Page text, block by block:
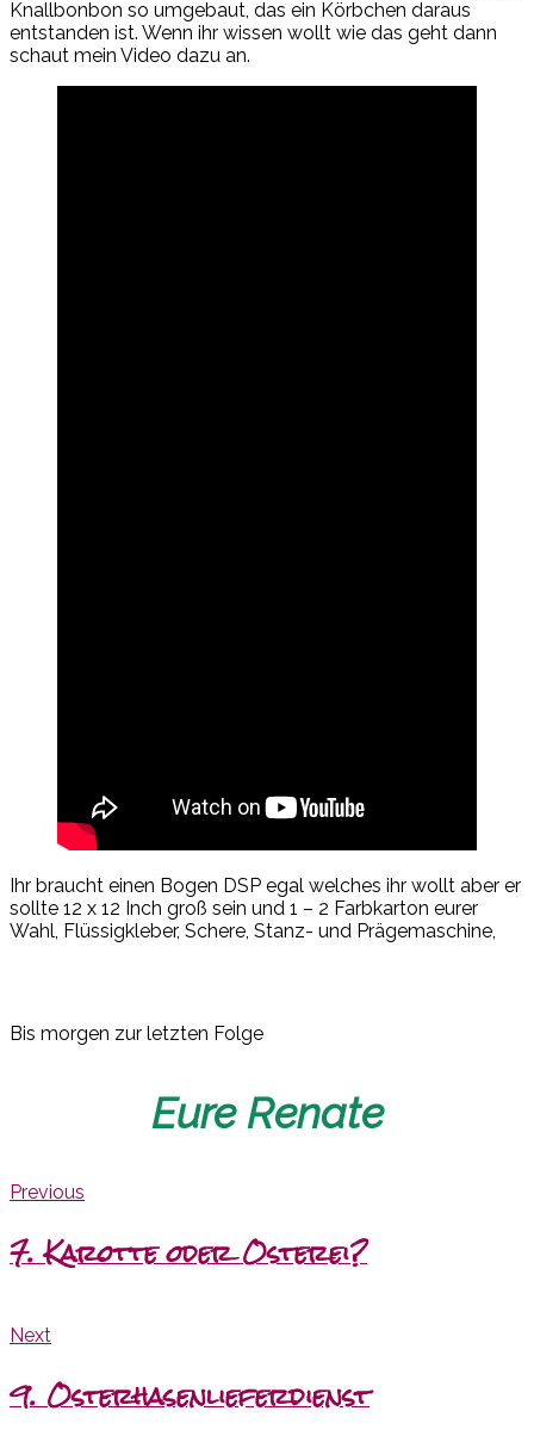
Knallbonbon so umgebaut, das ein Körbchen daraus
entstanden ist. Wenn ihr wissen wollt wie das geht dann
schaut mein Video dazu an.
Ihr braucht einen Bogen DSP egal welches ihr wollt aber er
sollte 12 x 12 Inch groß sein und 1 – 2 Farbkarton eurer
Wahl, Flüssigkleber, Schere, Stanz- und Prägemaschine,
Bis morgen zur letzten Folge
Eure Renate
Previous
7. Karotte oder Osterei?
Next
9. Osterhasenlieferdienst